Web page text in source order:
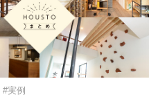
#実例